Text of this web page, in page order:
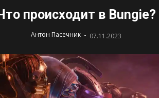
происходит в Bungie?
Антон Пасечник - 07.11.2023